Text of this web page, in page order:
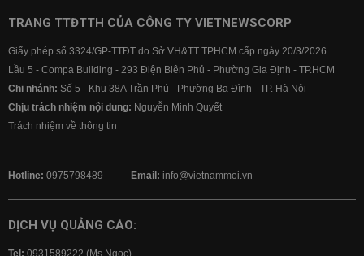
TRANG TTĐTTH CỦA CÔNG TY VIETNEWSCORP
Giấy phép số 3324/GP-TTĐT do Sở VH&TT TPHCM cấp ngày 20/3/2026
Lầu 5 - Compa Building - 293 Điện Biên Phủ - Phường Gia Định - TP.HCM
Chi nhánh: Số 5 - Khu 38A Trần Phú - Phường Ba Đình - TP. Hà Nội
Chịu trách nhiệm nội dung: Nguyễn Minh Quyết
Trách nhiệm về thông tin
Hotline: 0975798489 Email: info@vietnammoi.vn
DỊCH VỤ QUẢNG CÁO:
Tel: 0931589222 (Ms Ngọc)